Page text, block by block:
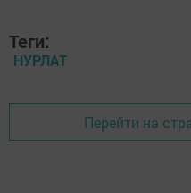
Теги:
НУРЛАТ
Перейти на